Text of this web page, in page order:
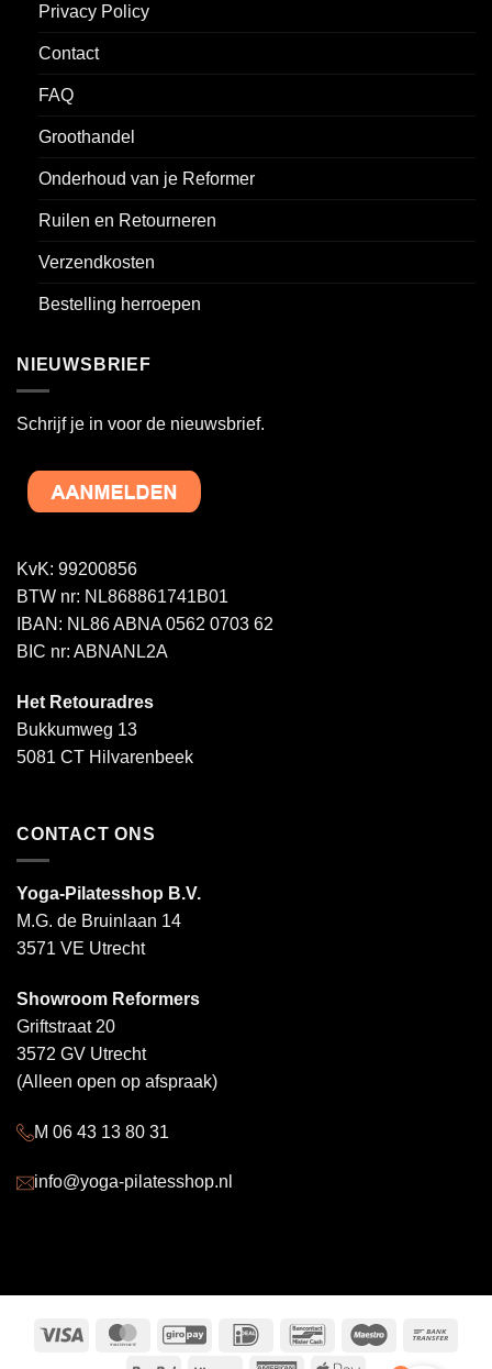
Privacy Policy
Contact
FAQ
Groothandel
Onderhoud van je Reformer
Ruilen en Retourneren
Verzendkosten
Bestelling herroepen
NIEUWSBRIEF
Schrijf je in voor de nieuwsbrief.
KvK: 99200856
BTW nr: NL868861741B01
IBAN: NL86 ABNA 0562 0703 62
BIC nr: ABNANL2A
Het Retouradres
Bukkumweg 13
5081 CT Hilvarenbeek
CONTACT ONS
Yoga-Pilatesshop B.V.
M.G. de Bruinlaan 14
3571 VE Utrecht
Showroom Reformers
Griftstraat 20
3572 GV Utrecht
(Alleen open op afspraak)
M 06 43 13 80 31
info@yoga-pilatesshop.nl
Visa MasterCardGiroPay IDeal BancontactMaestro